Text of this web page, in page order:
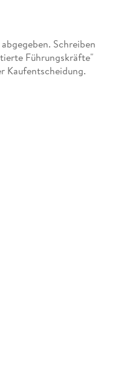
Schreiben
Führungskräfte"
Kaufentscheidung.